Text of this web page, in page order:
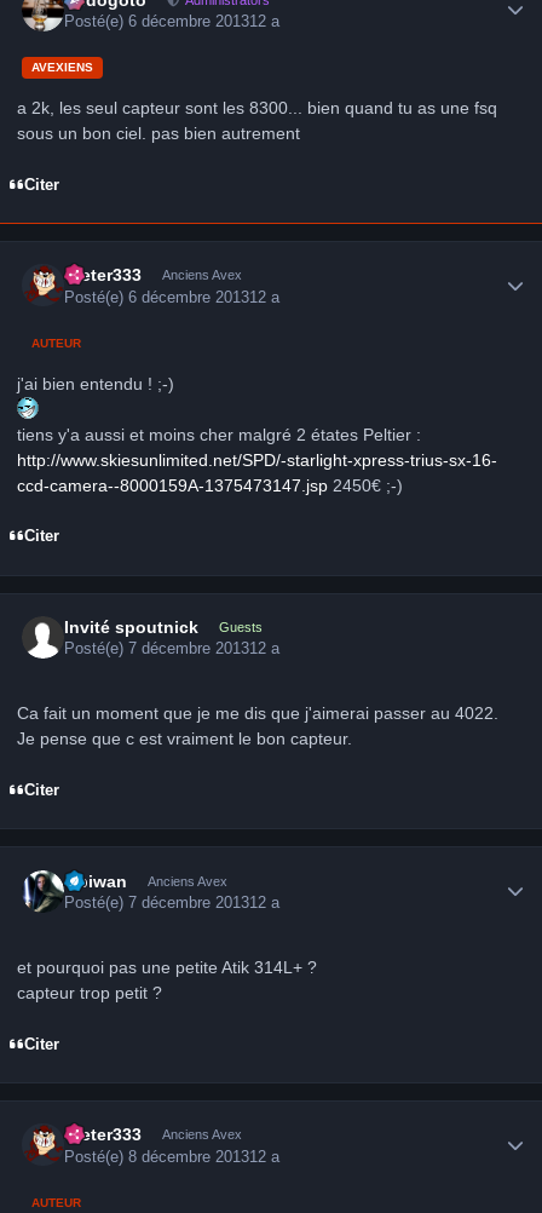
Posté(e)6 décembre 201312 a
AVEXIENS
a 2k, les seul capteur sont les 8300... bien quand tu as une fsq
sous un bon ciel. pas bien autrement
Citer
Dieter333 Anciens Avex
Posté(e)6 décembre 201312 a
AUTEUR
j'ai bien entendu ! ;-)
tiens y'a aussi et moins cher malgré 2 étates Peltier :
http://www.skiesunlimited.net/SPD/-starlight-xpress-trius-sx-16-
ccd-camera--8000159A-1375473147.jsp 2450€ ;-)
Citer
Invité spoutnick Guests
Posté(e) 7 décembre 201312 a
Ca fait un moment que je me dis que j'aimerai passer au 4022.
Je pense que c est vraiment le bon capteur.
Citer
Obiwan Anciens Avex
Posté(e) 7 décembre 201312 a
et pourquoi pas une petite Atik 314L+ ?
capteur trop petit ?
Citer
Dieter333 Anciens Avex
Posté(e)8 décembre 201312 a
AUTEUR